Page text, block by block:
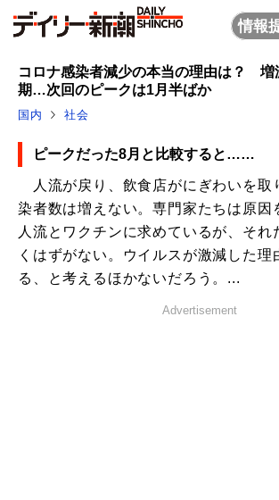
情報
コロナ感染者減少の本当の理由は？ 増
期…次回のピークは1月半ばか
国内 社会
ピークだった8月と比較すると……
人流が戻り、飲食店がにぎわいを取
染者数は増えない。専門家たちは原因
人流とワクチンに求めているが、それ
くはずがない。ウイルスが激減した理
る、と考えるほかないだろう。...
Advertisement